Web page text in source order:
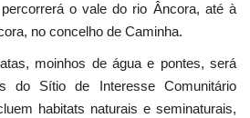
o vale do rio Âncora, até à
no concelho de Caminha.
moinhos de água e pontes, será
do Sítio de Interesse Comunitário
habitats naturais e seminaturais,